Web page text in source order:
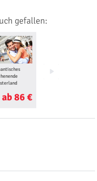
gefallen:
ab 86 €
Hummer selber